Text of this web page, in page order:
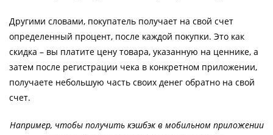
Другими словами, покупатель получает на свой счет
определенный процент, после каждой покупки. Это как
скидка – вы платите цену товара, указанную на ценнике, а
затем после регистрации чека в конкретном приложении,
получаете небольшую часть своих денег обратно на свой
счет.
Например, чтобы получить кэшбэк в мобильном приложении